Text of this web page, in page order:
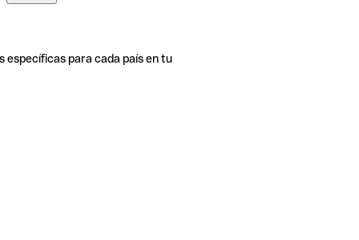
específicas para cada país en tu